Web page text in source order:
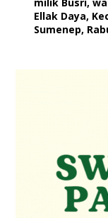
Ellak Daya,
Sumenep,